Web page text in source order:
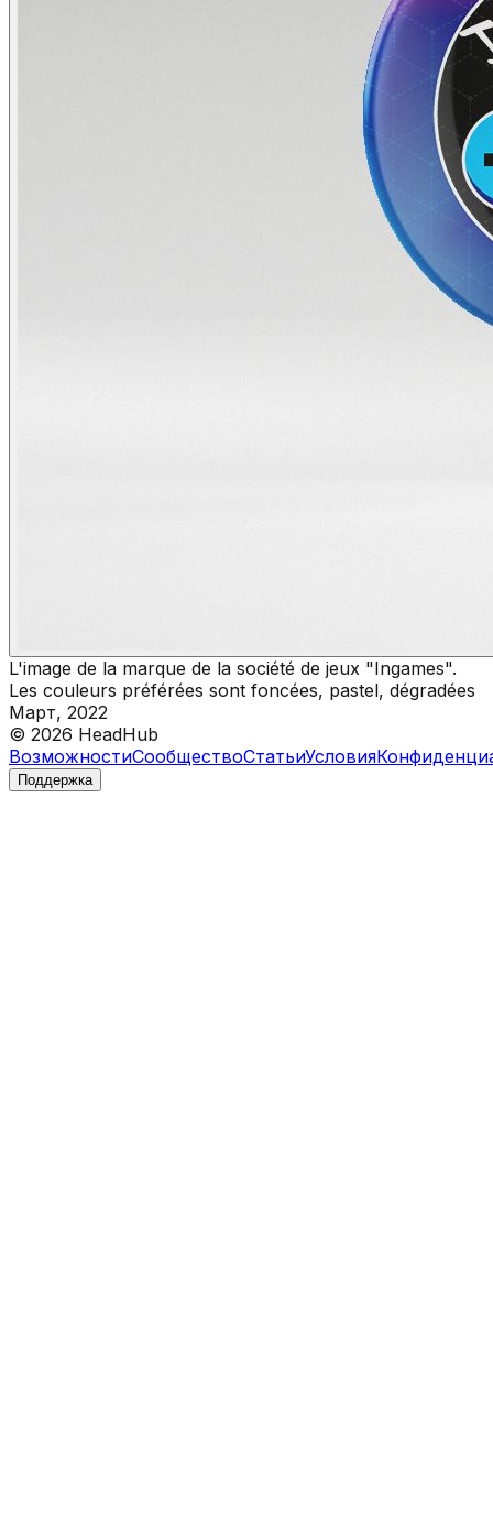
L'image de la marque de la société de jeux "Ingames".
Les couleurs préférées sont foncées, pastel, dégradées
Март, 2022
© 2026 HeadHub
ВозможностиСообществоСтатьиУсловия
Поддержка